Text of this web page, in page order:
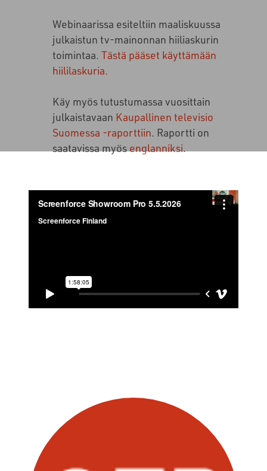
Webinaarissa esiteltiin maaliskuussa
julkaistun tv-mainonnan hiiliaskurin
toimintaa. Tästä pääset käyttämään
hiililaskuria.
Käy myös tutustumassa vuosittain
julkaistavaan Kaupallinen televisio
Suomessa -raporttiin. Raportti on
saatavissa myös englanniksi.